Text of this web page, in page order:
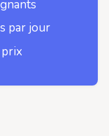
par jour